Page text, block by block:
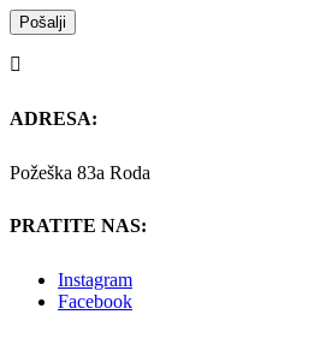
ADRESA:
Požeška 83a Roda
PRATITE NAS:
Instagram
Facebook